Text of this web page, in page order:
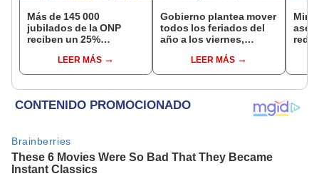
Más de 145 000
jubilados de la ONP
reciben un 25%
en agostoLEER MÁS
Gobierno plantea mover
todos los feriados del
año a los viernes,
Navidad y Año Nuevo
LEER MÁS